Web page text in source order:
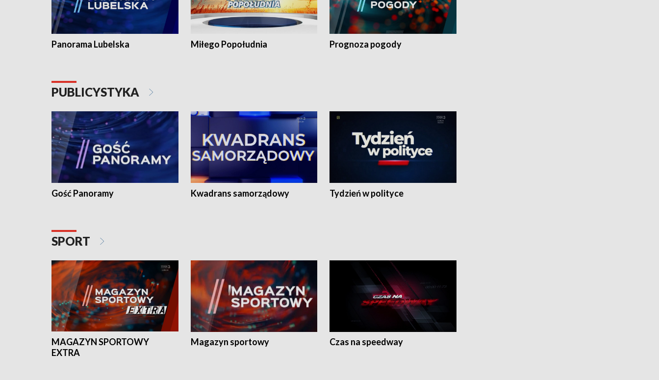
Panorama Lubelska Miłego Popołudnia Prognoza pogody
PUBLICYSTYKA
Gość Panoramy Kwadrans samorządowy Tydzień w polityce
SPORT
MAGAZYN SPORTOWY
EXTRA
Magazyn sportowy Czas na speedway